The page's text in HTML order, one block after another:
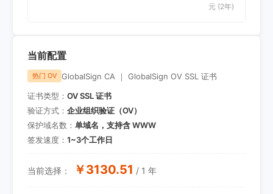
元 (2年)
当前配置
热门 OV GlobalSign CA ｜ GlobalSign OV SSL 证书
证书类型： OV SSL 证书
验证方式： 企业组织验证（OV）
保护域名数： 单域名，支持含 WWW
签发速度： 1~3个工作日
当前选择： ￥3130.51 / 1 年